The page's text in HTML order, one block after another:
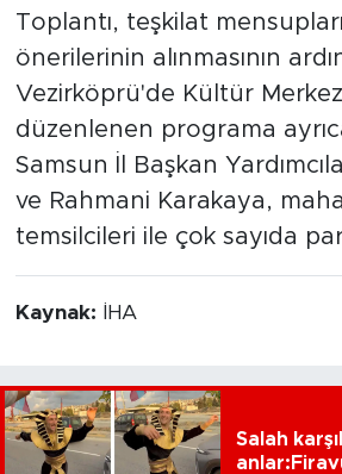
Toplantı, teşkilat
önerilerinin alınmasının
Vezirköprü'de Kültür
düzenlenen programa
Samsun İl Başkan
ve Rahmani Karakaya,
temsilcileri ile çok sayıda
Kaynak: İHA
Salah